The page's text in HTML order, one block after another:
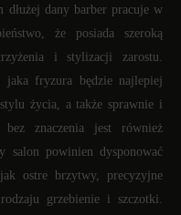
dłużej dany barber pracuje w
że posiada szeroką
i stylizacji zarostu.
jaka fryzura będzie najlepiej
życia, a także sprawnie i
znaczenia jest również
salon powinien dysponować
ostre brzytwy, precyzyjne
grzebienie i szczotki.